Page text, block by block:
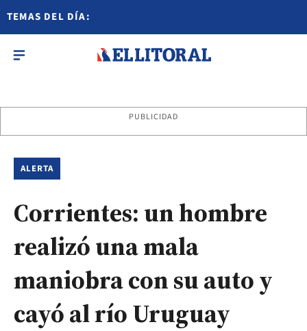
TEMAS DEL DÍA:
PUBLICIDAD
ALERTA
Corrientes: un hombre
realizó una mala
maniobra con su auto y
cayó al río Uruguay